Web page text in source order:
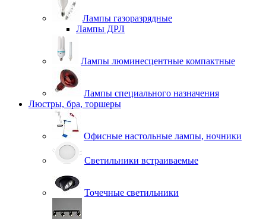
Лампы газоразрядные
Лампы ДРЛ
Лампы люминесцентные компактные
Лампы специального назначения
Люстры, бра, торшеры
Офисные настольные лампы, ночники
Светильники встраиваемые
Точечные светильники